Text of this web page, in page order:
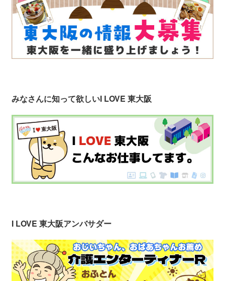
みなさんに知って欲しいI LOVE 東大阪
I LOVE 東大阪アンバサダー